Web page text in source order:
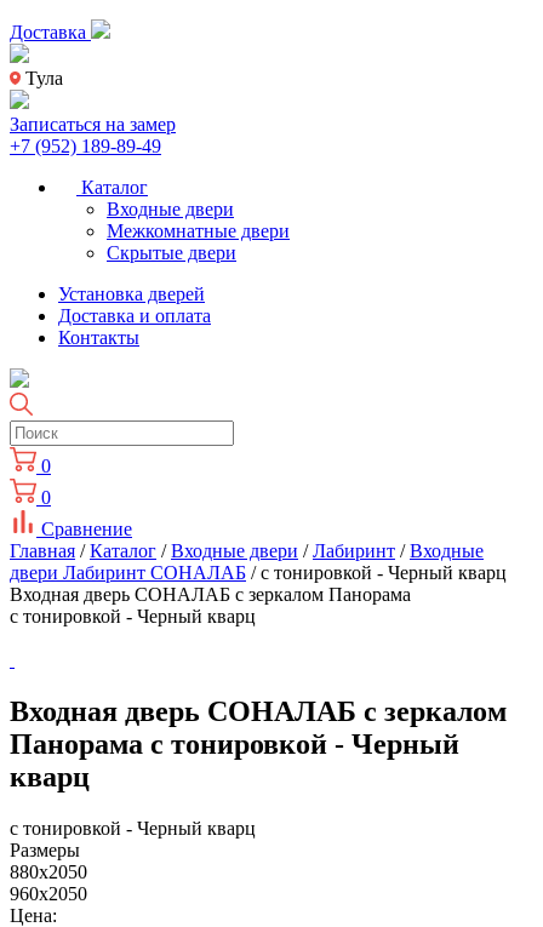
Доставка
Тула
Записаться на замер
+7 (952) 189-89-49
Каталог
Входные двери
Межкомнатные двери
Скрытые двери
Установка дверей
Доставка и оплата
Контакты
0
0
Сравнение
Главная /Каталог /Входные двери /Лабиринт /Входные
двери Лабиринт СОНАЛАБ / с тонировкой - Черный кварц
Входная дверь СОНАЛАБ с зеркалом Панорама
с тонировкой - Черный кварц
Входная дверь СОНАЛАБ с зеркалом
Панорама с тонировкой - Черный
кварц
с тонировкой - Черный кварц
Размеры
880x2050
960x2050
Цена: